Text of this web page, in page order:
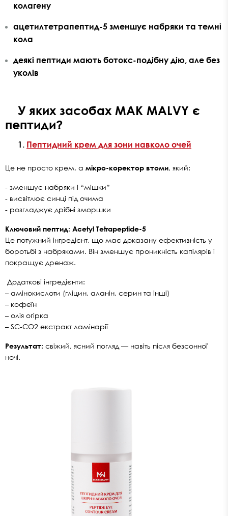
колагену
ацетилтетрапептид-5 зменшує набряки та темні
кола
деякі пептиди мають ботокс-подібну дію, але без
уколів
У яких засобах MAK MALVY є
пептиди?
1. Пептидний крем для зони навколо очей
Це не просто крем, а мікро-коректор втоми, який:
- зменшує набряки і “мішки”
- висвітлює синці під очима
- розгладжує дрібні зморшки
Ключовий пептид: Acetyl Tetrapeptide-5
Це потужний інгредієнт, що має доказану ефективність у
боротьбі з набряками. Він зменшує проникність капілярів і
покращує дренаж.
Додаткові інгредієнти:
– амінокислоти (гліцин, аланін, серин та інші)
– кофеїн
– олія огірка
– SC-CO2 екстракт ламінарії
Результат: свіжий, ясний погляд — навіть після безсонної
ночі.